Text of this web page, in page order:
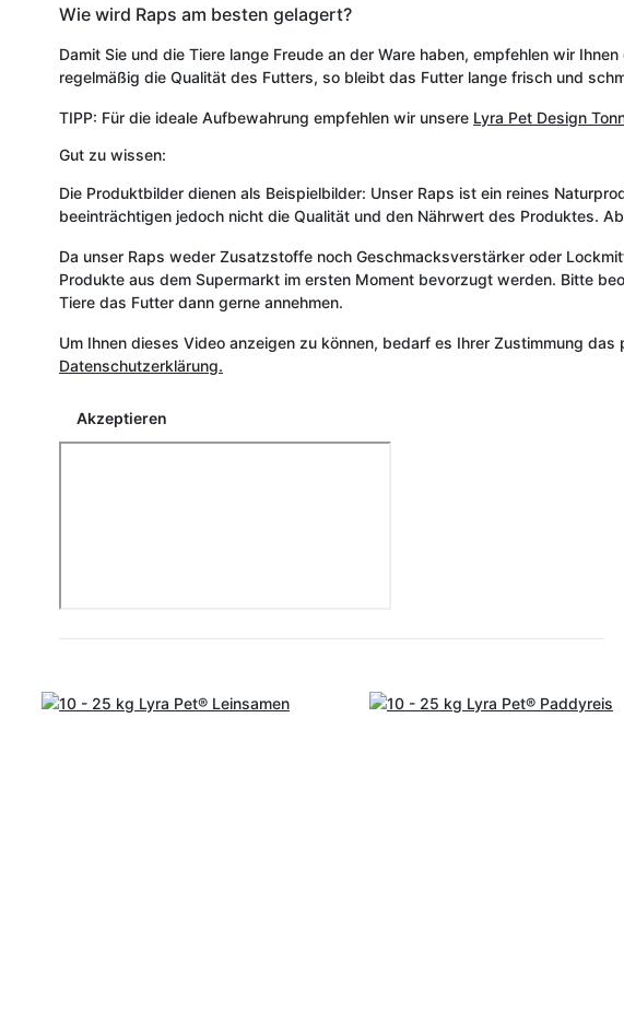
Wie wird Raps am besten gelagert?
Damit Sie und die Tiere lange Freude an der Ware haben, empfehlen wir
regelmäßig die Qualität des Futters, so bleibt das Futter lange frisch und
TIPP: Für die ideale Aufbewahrung empfehlen wir unsere Lyra Pet Design
Gut zu wissen:
Die Produktbilder dienen als Beispielbilder: Unser Raps ist ein reines
beeinträchtigen jedoch nicht die Qualität und den Nährwert des Produktes.
Da unser Raps weder Zusatzstoffe noch Geschmacksverstärker oder
Produkte aus dem Supermarkt im ersten Moment bevorzugt werden. Bitte
Tiere das Futter dann gerne annehmen.
Um Ihnen dieses Video anzeigen zu können, bedarf es Ihrer Zustimmung
Datenschutzerklärung.
Akzeptieren